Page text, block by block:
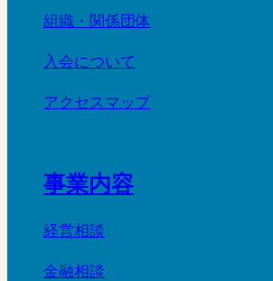
組織・関係団体
入会について
アクセスマップ
事業内容
経営相談
金融相談